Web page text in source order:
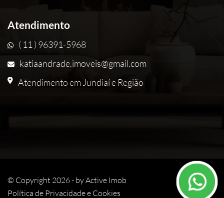
Atendimento
( 11 ) 96391-5968
katiaandrade.imoveis@gmail.com
Atendimento em Jundiaí e Região
© Copyright 2026 - byActive Imob
Política de Privacidade e Cookies